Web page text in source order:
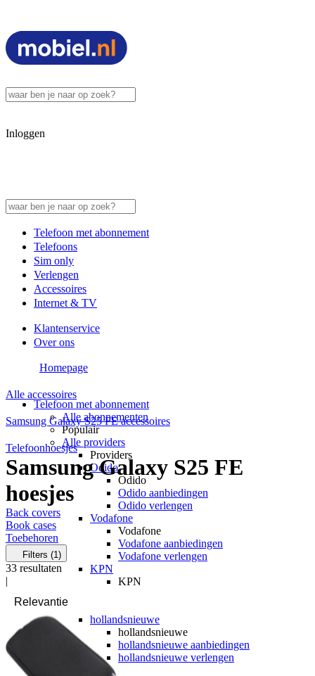
Inloggen
Telefoon met abonnement
Telefoons
Sim only
Verlengen
Accessoires
Internet & TV
Klantenservice
Over ons
Telefoon met abonnement
Alle abonnementen
Populair
Alle providers
Providers
Odido
Odido
Odido aanbiedingen
Odido verlengen
Vodafone
Vodafone
Vodafone aanbiedingen
Vodafone verlengen
KPN
KPN
hollandsnieuwe
hollandsnieuwe
hollandsnieuwe aanbiedingen
hollandsnieuwe verlengen
Homepage
Alle accessoires
Samsung Galaxy S25 FE accessoires
Telefoonhoesjes
Samsung Galaxy S25 FE
hoesjes
Back covers
Book cases
Toebehoren
Filters (1)
33 resultaten
|